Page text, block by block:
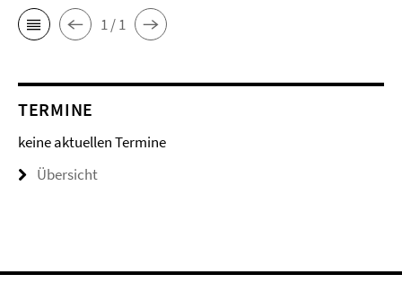
1 / 1
TERMINE
keine aktuellen Termine
Übersicht